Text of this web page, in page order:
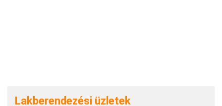
Lakberendezési üzletek